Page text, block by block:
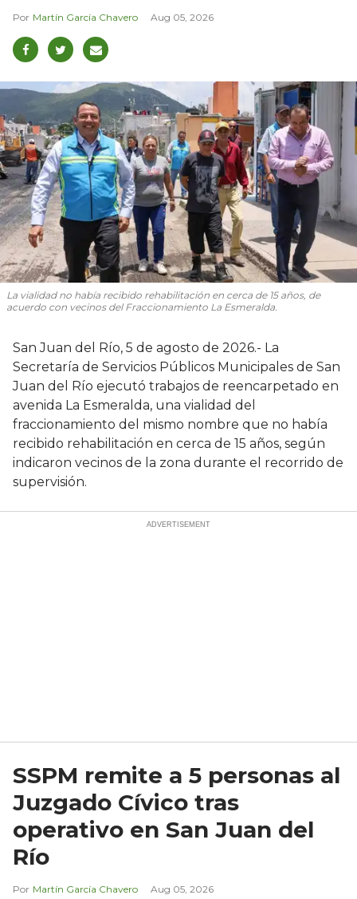
Martín García Chavero Aug 05, 2026
La vialidad no había recibido rehabilitación en cerca de 15 años, de
acuerdo con vecinos del Fraccionamiento La Esmeralda.
San Juan del Río, 5 de agosto de 2026.- La
Secretaría de Servicios Públicos Municipales de San
Juan del Río ejecutó trabajos de reencarpetado en
avenida La Esmeralda, una vialidad del
fraccionamiento del mismo nombre que no había
recibido rehabilitación en cerca de 15 años, según
indicaron vecinos de la zona durante el recorrido de
supervisión.
SSPM remite a 5 personas al
Juzgado Cívico tras
operativo en San Juan del
Río
Martín García Chavero Aug 05, 2026